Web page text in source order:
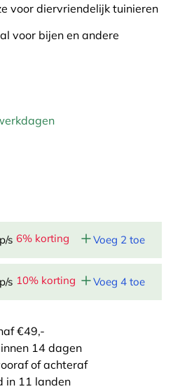
voor diervriendelijk tuinieren
voor bijen en andere
p/s 6% korting Voeg 2 toe
p/s 10% korting Voeg 4 toe
€49,-
14 dagen
of achteraf
in 11 landen